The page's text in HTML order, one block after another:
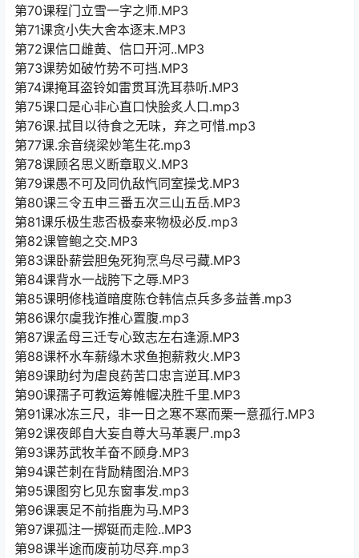
第70课程门立雪一字之师.MP3
第71课贪小失大舍本逐末.MP3
第72课信口雌黄、信口开河..MP3
第73课势如破竹势不可挡.MP3
第74课掩耳盗铃如雷贯耳洗耳恭听.MP3
第75课口是心非心直口快脍炙人口.mp3
第76课.拭目以待食之无味，弃之可惜.mp3
第77课.余音绕梁妙笔生花.mp3
第78课顾名思义断章取义.MP3
第79课愚不可及同仇敌忾同室操戈.MP3
第80课三令五申三番五次三山五岳.MP3
第81课乐极生悲否极泰来物极必反.mp3
第82课管鲍之交.MP3
第83课卧薪尝胆兔死狗烹鸟尽弓藏.MP3
第84课背水一战胯下之辱.MP3
第85课明修栈道暗度陈仓韩信点兵多多益善.mp3
第86课尔虞我诈推心置腹.mp3
第87课孟母三迁专心致志左右逢源.MP3
第88课杯水车薪缘木求鱼抱薪救火.MP3
第89课助纣为虐良药苦口忠言逆耳.MP3
第90课孺子可教运筹帷幄决胜千里.MP3
第91课冰冻三尺，非一日之寒不寒而栗一意孤行.MP3
第92课夜郎自大妄自尊大马革裹尸.mp3
第93课苏武牧羊奋不顾身.MP3
第94课芒刺在背励精图治.MP3
第95课图穷匕见东窗事发.mp3
第96课裹足不前指鹿为马.MP3
第97课孤注一掷铤而走险..MP3
第98课半途而废前功尽弃.mp3